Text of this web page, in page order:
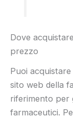
Dove
prezzo
Puoi
sito web della
riferimento per
farmaceutici.